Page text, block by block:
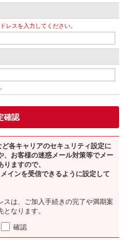
レスを入力してください。
確認
各キャリアのセキュリティ設定に
、お客様の迷惑メール対策等でメー
ますので、
インを受信できるように設定して
スは、ご加入手続きの完了や満期案
なります。
確認